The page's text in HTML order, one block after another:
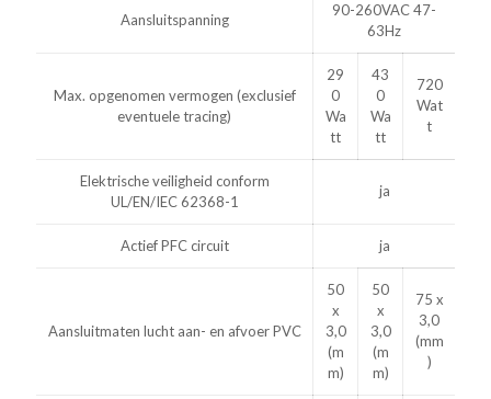
Aansluitspanning
90-260VAC 47-
63Hz
Max. opgenomen vermogen (exclusief
eventuele tracing)
29
0
Wa
tt
43
0
Wa
tt
720
Wat
t
Elektrische veiligheid conform
UL/EN/IEC 62368-1
ja
Actief PFC circuit ja
Aansluitmaten lucht aan- en afvoer PVC
50
x
3,0
(m
m)
50
x
3,0
(m
m)
75 x
3,0
(mm
)